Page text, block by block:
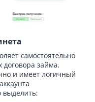
самостоятельно
договора займа.
и имеет логичный
выделить: